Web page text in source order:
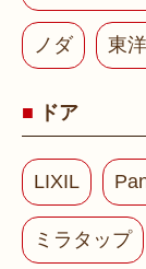
ノダ 東
ドア
LIXIL
ミラタップ